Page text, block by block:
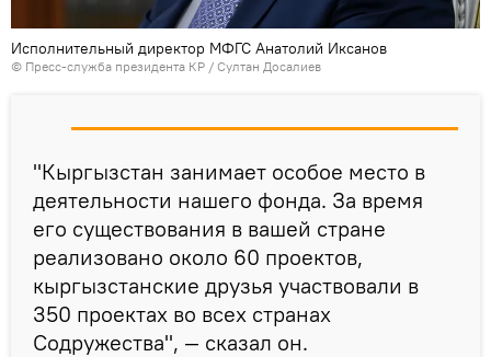
Исполнительный директор МФГС Анатолий Иксанов
© Пресс-служба президента КР / Султан Досалиев
"Кыргызстан занимает особое место в
деятельности нашего фонда. За время
его существования в вашей стране
реализовано около 60 проектов,
кыргызстанские друзья участвовали в
350 проектах во всех странах
Содружества", — сказал он.